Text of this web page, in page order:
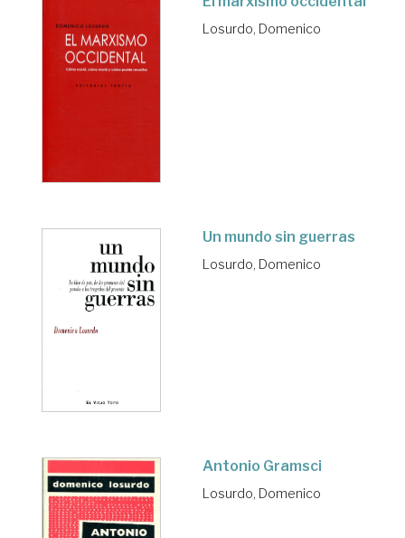
Losurdo, Domenico
Un mundo sin guerras
Losurdo, Domenico
Antonio Gramsci
Losurdo, Domenico